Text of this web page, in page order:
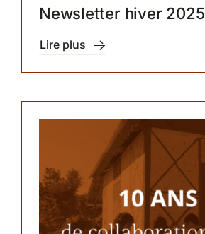
Newsletter hiver 2025
Lire plus